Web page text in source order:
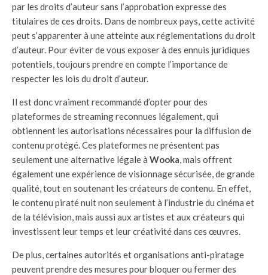
par les droits d’auteur sans l’approbation expresse des
titulaires de ces droits. Dans de nombreux pays, cette activité
peut s’apparenter à une atteinte aux réglementations du droit
d’auteur. Pour éviter de vous exposer à des ennuis juridiques
potentiels, toujours prendre en compte l’importance de
respecter les lois du droit d’auteur.
Il est donc vraiment recommandé d’opter pour des
plateformes de streaming reconnues légalement, qui
obtiennent les autorisations nécessaires pour la diffusion de
contenu protégé. Ces plateformes ne présentent pas
seulement une alternative légale à Wooka, mais offrent
également une expérience de visionnage sécurisée, de grande
qualité, tout en soutenant les créateurs de contenu. En effet,
le contenu piraté nuit non seulement à l’industrie du cinéma et
de la télévision, mais aussi aux artistes et aux créateurs qui
investissent leur temps et leur créativité dans ces œuvres.
De plus, certaines autorités et organisations anti-piratage
peuvent prendre des mesures pour bloquer ou fermer des